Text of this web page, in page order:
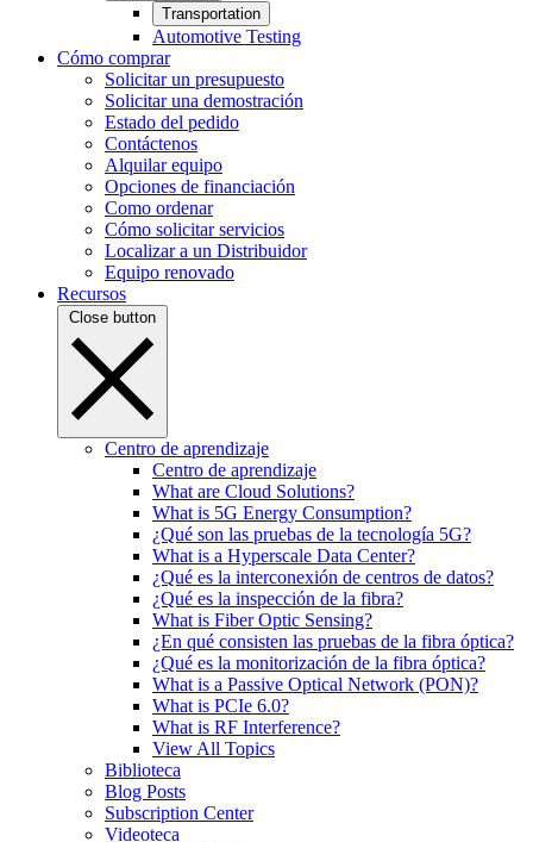
Transportation
Automotive Testing
Cómo comprar
Solicitar un presupuesto
Solicitar una demostración
Estado del pedido
Contáctenos
Alquilar equipo
Opciones de financiación
Como ordenar
Cómo solicitar servicios
Localizar a un Distribuidor
Equipo renovado
Recursos
Close button
Centro de aprendizaje
Centro de aprendizaje
What are Cloud Solutions?
What is 5G Energy Consumption?
¿Qué son las pruebas de la tecnología 5G?
What is a Hyperscale Data Center?
¿Qué es la interconexión de centros de datos?
¿Qué es la inspección de la fibra?
What is Fiber Optic Sensing?
¿En qué consisten las pruebas de la fibra óptica?
¿Qué es la monitorización de la fibra óptica?
What is a Passive Optical Network (PON)?
What is PCIe 6.0?
What is RF Interference?
View All Topics
Biblioteca
Blog Posts
Subscription Center
Videoteca